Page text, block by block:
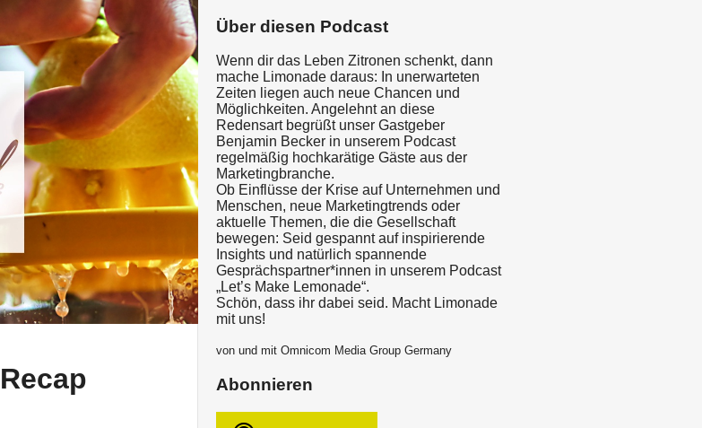
Über diesen Podcast
Wenn dir das Leben Zitronen schenkt, dann
mache Limonade daraus: In unerwarteten
Zeiten liegen auch neue Chancen und
Möglichkeiten. Angelehnt an diese
Redensart begrüßt unser Gastgeber
Benjamin Becker in unserem Podcast
regelmäßig hochkarätige Gäste aus der
Marketingbranche.
Ob Einflüsse der Krise auf Unternehmen und
Menschen, neue Marketingtrends oder
aktuelle Themen, die die Gesellschaft
bewegen: Seid gespannt auf inspirierende
Insights und natürlich spannende
Gesprächspartner*innen in unserem Podcast
„Let’s Make Lemonade“.
Schön, dass ihr dabei seid. Macht Limonade
mit uns!
von und mit Omnicom Media Group Germany
Abonnieren